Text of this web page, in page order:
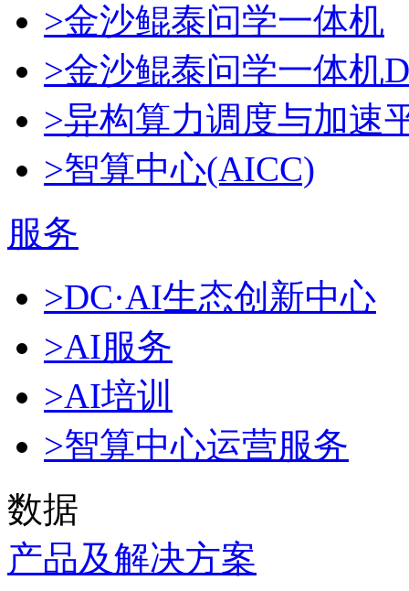
>金沙鲲泰问学一体机
>金沙鲲泰问学一体机
>异构算力调度与加速
>智算中心(AICC)
服务
>DC·AI生态创新中心
>AI服务
>AI培训
>智算中心运营服务
数据
产品及解决方案